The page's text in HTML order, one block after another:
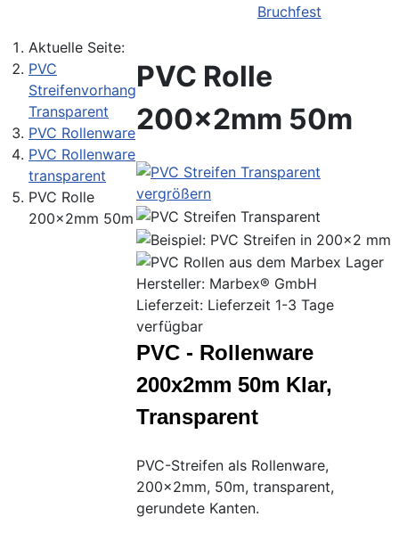
Bruchfest
Aktuelle Seite:
PVC
Streifenvorhang
Transparent
PVC Rollenware
PVC Rollenware
transparent
PVC Rolle
200x2mm 50m
PVC Rolle
200x2mm 50m
vergrößern
Hersteller: Marbex® GmbH
Lieferzeit: Lieferzeit 1-3 Tage
verfügbar
PVC - Rollenware
200x2mm 50m Klar,
Transparent
PVC-Streifen als Rollenware,
200x2mm, 50m, transparent,
gerundete Kanten.